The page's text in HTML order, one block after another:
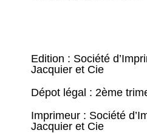
Edition : Société
Jacquier et Cie
Dépot légal : 2ème
Imprimeur : Société
Jacquier et Cie